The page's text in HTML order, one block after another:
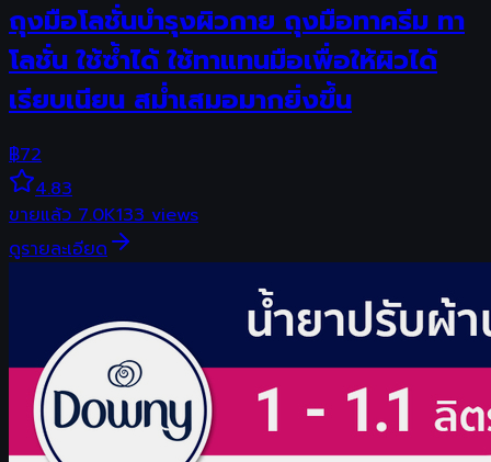
ถุงมือโลชั่นบำรุงผิวกาย ถุงมือทาครีม ทา
โลชั่น ใช้ซ้ำได้ ใช้ทาแทนมือเพื่อให้ผิวได้
เรียบเนียน สม่ำเสมอมากยิ่งขึ้น
฿72
4.83
ขายแล้ว7.0K133views
ดูรายละเอียด